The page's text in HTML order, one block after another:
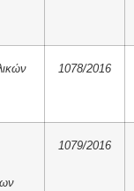
1078/2016
1079/2016